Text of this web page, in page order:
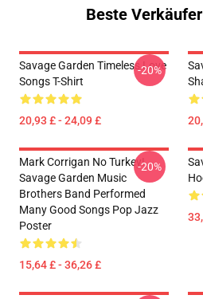
Beste
Savage Garden Timeless Love
Songs T-Shirt
20,93 £ - 24,09 £
-20%
Mark Corrigan No Turkey!
Savage Garden Music
Brothers Band Performed
Many Good Songs Pop Jazz
Poster
15,64 £ - 36,26 £
-20%